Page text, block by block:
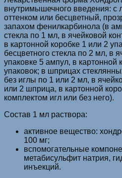
внутримышечного введения: с
оттенком или бесцветный,
запахом фенилкарбинола (в
стекла по 1 мл, в ячейковой
в картонной коробке 1 или 2
бесцветного стекла по 2 мл, в
упаковке 5 ампул, в картонной
упаковок; в шприцах
без иглы по 1 или 2 мл, в
или 2 шприца, в картонной
комплектом игл или без него).
Состав 1 мл раствора:
активное вещество:
100 мг;
вспомогательные
метабисульфит натрия,
инъекций.